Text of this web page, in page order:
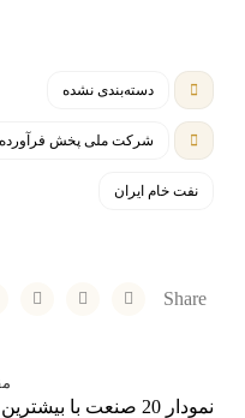
دسته‌بندی نشده
شرکت ملی پخش فرآورده
نفت خام ایران
نمودار 20 صنعت با بیشترین ارزش معاملات در تاریخ 99/03/11